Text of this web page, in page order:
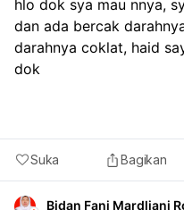
hlo dok sya mau nnya,
dan ada bercak
darahnya coklat, haid
dok
Suka Bagikan
Bidan Fani Mardliani